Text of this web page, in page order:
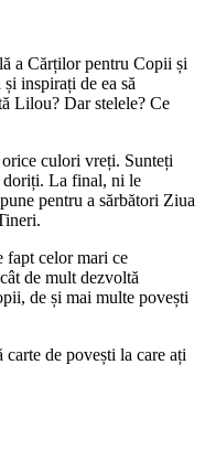
a Cărților pentru Copii și
inspirați de ea să
Lilou? Dar stelele? Ce
culori vreți. Sunteți
doriți. La final, ni le
pentru a sărbători Ziua
fapt celor mari ce
de mult dezvoltă
de și mai multe povești
de povești la care ați